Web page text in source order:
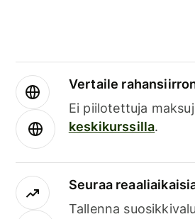
Vertaile
Ei piilotettuja
keskikurssilla.
Seuraa
Tallenna